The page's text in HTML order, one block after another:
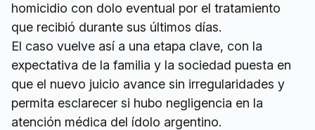
homicidio con dolo eventual por el tratamiento
que recibió durante sus últimos días.
El caso vuelve así a una etapa clave, con la
expectativa de la familia y la sociedad puesta en
que el nuevo juicio avance sin irregularidades y
permita esclarecer si hubo negligencia en la
atención médica del ídolo argentino.